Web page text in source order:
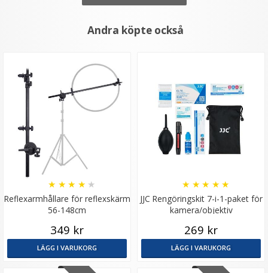
Andra köpte också
Reflexarmhållare för reflexskärm
56-148cm
★ ★ ★ ★ ★
349 kr
LÄGG I VARUKORG
JJC Rengöringskit 7-i-1-paket för
kamera/objektiv
★ ★ ★ ★ ★
269 kr
LÄGG I VARUKORG